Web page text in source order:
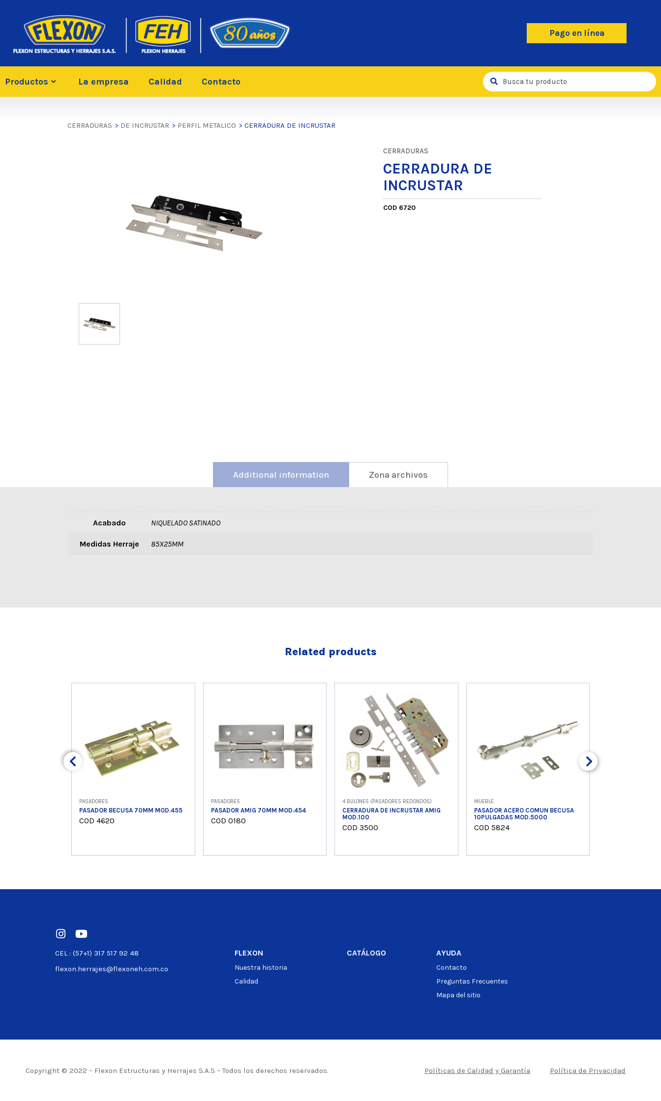
Pago en línea
Productos La empresa Calidad Contacto
CERRADURAS > DE INCRUSTAR > PERFIL METALICO > CERRADURA DE INCRUSTAR
CERRADURAS
CERRADURA DE
INCRUSTAR
COD 6720
Additional information Zona archivos
Acabado NIQUELADO SATINADO
Medidas Herraje 85X25MM
Related products
PASADORES
PASADOR BECUSA 70MM MOD.455
COD 4620
PASADORES
PASADOR AMIG 70MM MOD.454
COD 0180
4 BULONES (PASADORES REDONDOS)
CERRADURA DE INCRUSTAR AMIG
MOD.100
COD 3500
MUEBLE
PASADOR ACERO COMUN BECUSA
10PULGADAS MOD.5000
COD 5824
CEL : (57+1) 317 517 92 48
flexon.herrajes@flexoneh.com.co
FLEXON
Nuestra historia
Calidad
CATÁLOGO AYUDA
Contacto
Preguntas Frecuentes
Mapa del sitio
Copyright © 2022 – Flexon Estructuras y Herrajes S.A.S – Todos los derechos reservados. Políticas de Calidad y Garantía Política de Privacidad